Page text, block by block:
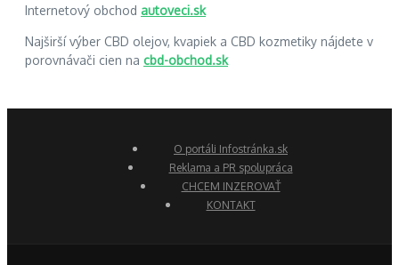
Internetový obchod autoveci.sk
Najširší výber CBD olejov, kvapiek a CBD kozmetiky nájdete v
porovnávači cien na cbd-obchod.sk
O portáli Infostránka.sk
Reklama a PR spolupráca
CHCEM INZEROVAŤ
KONTAKT